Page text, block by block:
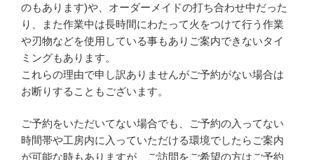
のもあります)や、オーダーメイドの打ち合わせ中だった
り、また作業中は長時間にわたって火をつけて行う作業
や刃物などを使用している事もありご案内できないタイ
ミングもあります。
これらの理由で申し訳ありませんがご予約がない場合は
お断りすることもございます。
ご予約をいただいてない場合でも、ご予約の入ってない
時間帯や工房内に入っていただける環境でしたらご案内
が可能な時もありますが、ご訪問をご希望の方はご予約